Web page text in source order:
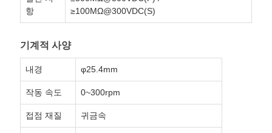
항
≥100MΩ@300VDC(S)
기계적 사양
내경 φ25.4mm
작동 속도 0~300rpm
접점 재질 귀금속